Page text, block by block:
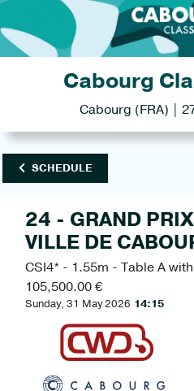
Cabourg
Cabourg (FRA) |
SCHEDULE
24 - GRAND
VILLE DE
CSI4* - 1.55m - Table A
105,500.00 €
Sunday, 31 May 2026 14:15